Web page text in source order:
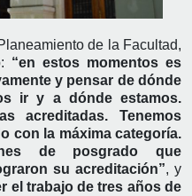
de la Facultad,
“en estos momentos es
y pensar de dónde
ir y a dónde estamos.
acreditadas. Tenemos
con la máxima categoría.
de posgrado que
su acreditación”, y
el trabajo de tres años de